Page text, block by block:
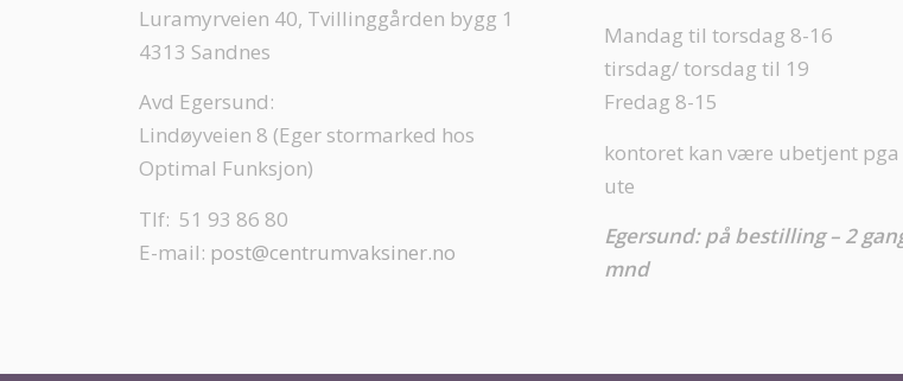
Luramyrveien 40, Tvillinggården bygg 1
4313 Sandnes
Avd Egersund:
Lindøyveien 8 (Eger stormarked hos
Optimal Funksjon)
Tlf: 51 93 86 80
E-mail: post@centrumvaksiner.no
Mandag til torsdag 8-16
tirsdag/ torsdag til 19
Fredag 8-15
kontoret kan være ubetjent
ute
Egersund: på bestilling – 2
mnd